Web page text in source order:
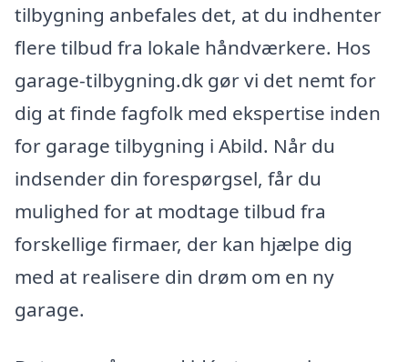
tilbygning anbefales det, at du indhenter
flere tilbud fra lokale håndværkere. Hos
garage-tilbygning.dk gør vi det nemt for
dig at finde fagfolk med ekspertise inden
for garage tilbygning i Abild. Når du
indsender din forespørgsel, får du
mulighed for at modtage tilbud fra
forskellige firmaer, der kan hjælpe dig
med at realisere din drøm om en ny
garage.